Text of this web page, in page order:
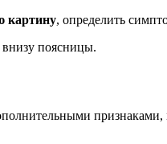
картину, определить
поясницы.
признаками,